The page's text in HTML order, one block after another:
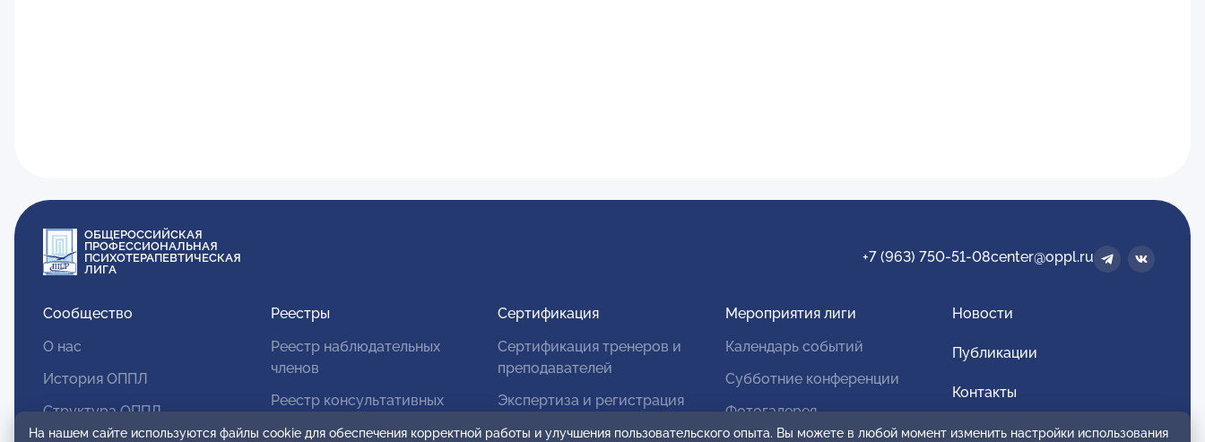
ОБЩЕРОССИЙСКАЯ
ПРОФЕССИОНАЛЬНАЯ
ПСИХОТЕРАПЕВТИЧЕСКАЯ
ЛИГА
+7 (963) 750-51-08center@oppl.ru
Сообщество
О нас
История ОППЛ
Структура ОППЛ
Реестры
Реестр наблюдательных
членов
Реестр консультативных
Сертификация
Сертификация тренеров и
преподавателей
Экспертиза и регистрация
Мероприятия лиги
Календарь событий
Субботние конференции
Фотогалерея
Новости
Публикации
Контакты
Для спонсоров и партнеров
На нашем сайте используются файлы cookie для обеспечения корректной работы и улучшения пользовательского опыта. Вы можете в любой момент изменить настройки использования